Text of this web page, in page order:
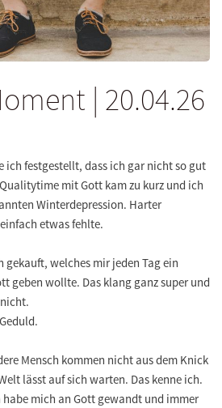
| 20.04.26
ich festgestellt, dass ich gar nicht so gut
mit Gott kam zu kurz und ich
Winterdepression. Harter
etwas fehlte.
gekauft, welches mir jeden Tag ein
geben wollte. Das klang ganz super und
Mensch kommen nicht aus dem Knick
lässt auf sich warten. Das kenne ich.
mich an Gott gewandt und immer